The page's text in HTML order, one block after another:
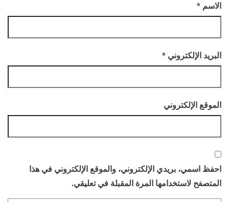
الاسم *
البريد الإلكتروني *
الموقع الإلكتروني
احفظ اسمي، بريدي الإلكتروني، والموقع الإلكتروني في هذا
المتصفح لاستخدامها المرة المقبلة في تعليقي.